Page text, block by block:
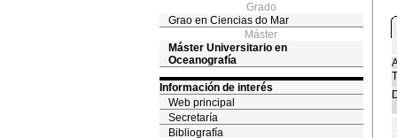
Grado
Grao en Ciencias do Mar
Máster
Máster Universitario en
Oceanografía
Información de interés
Web principal
Secretaría
Bibliografía